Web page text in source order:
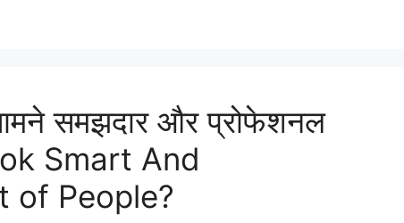
समझदार और प्रोफेशनल
Smart And
of People?